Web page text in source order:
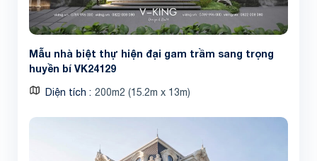
Mẫu nhà biệt thự hiện đại gam trầm sang trọng
huyền bí VK24129
Diện tích 200m2 (15.2m x 13m)